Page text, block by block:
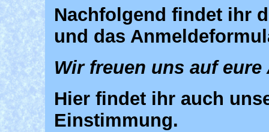
Nachfolgend findet ihr
und das
Wir freuen uns auf
Hier findet ihr auch
Einstimmung.